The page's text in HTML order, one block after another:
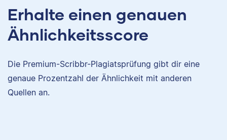
Erhalte einen genauen
Ähnlichkeitsscore
Die Premium-Scribbr-Plagiatsprüfung gibt dir eine
genaue Prozentzahl der Ähnlichkeit mit anderen
Quellen an.